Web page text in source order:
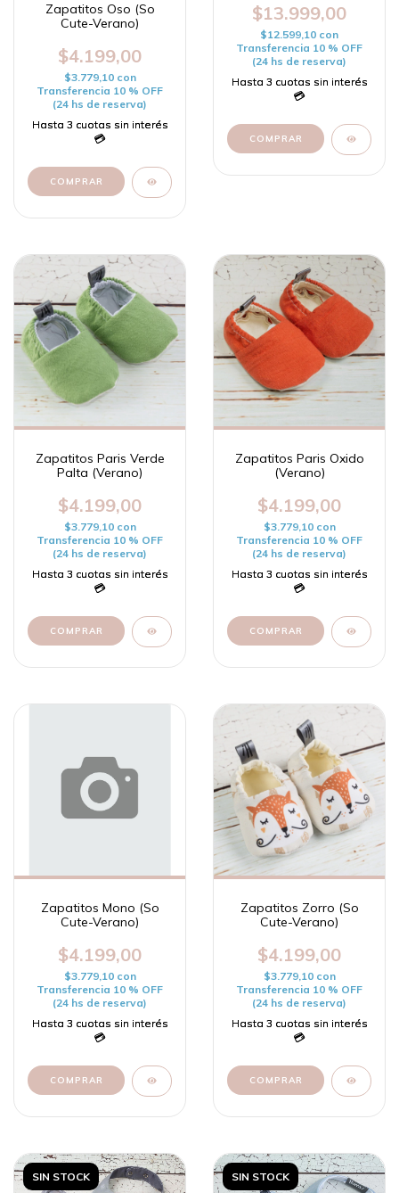
Zapatitos Oso (So
Cute-Verano)
$4.199,00
$3.779,10 con
Transferencia 10 % OFF
(24 hs de reserva)
COMPRAR
$13.999,00
$12.599,10 con
Transferencia 10 % OFF
(24 hs de reserva)
COMPRAR
Zapatitos Paris Verde
Palta (Verano)
$4.199,00
$3.779,10 con
Transferencia 10 % OFF
(24 hs de reserva)
COMPRAR
Zapatitos Paris Oxido
(Verano)
$4.199,00
$3.779,10 con
Transferencia 10 % OFF
(24 hs de reserva)
COMPRAR
Zapatitos Mono (So
Cute-Verano)
$4.199,00
$3.779,10 con
Transferencia 10 % OFF
(24 hs de reserva)
COMPRAR
Zapatitos Zorro (So
Cute-Verano)
$4.199,00
$3.779,10 con
Transferencia 10 % OFF
(24 hs de reserva)
COMPRAR
SIN STOCK SIN STOCK